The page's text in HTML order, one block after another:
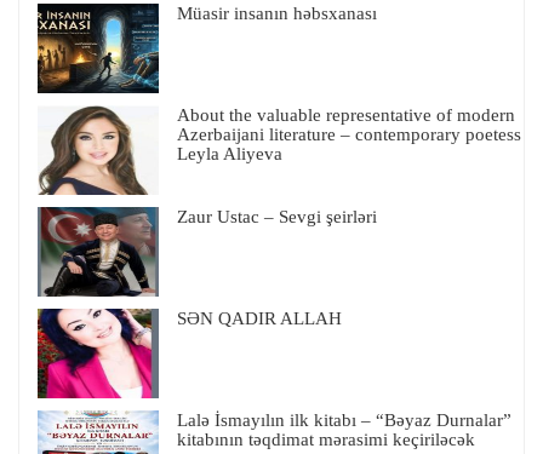
Müasir insanın həbsxanası
About the valuable representative of modern
Azerbaijani literature – contemporary poetess
Leyla Aliyeva
Zaur Ustac – Sevgi şeirləri
SƏN QADIR ALLAH
Lalə İsmayılın ilk kitabı – “Bəyaz Durnalar”
kitabının təqdimat mərasimi keçiriləcək